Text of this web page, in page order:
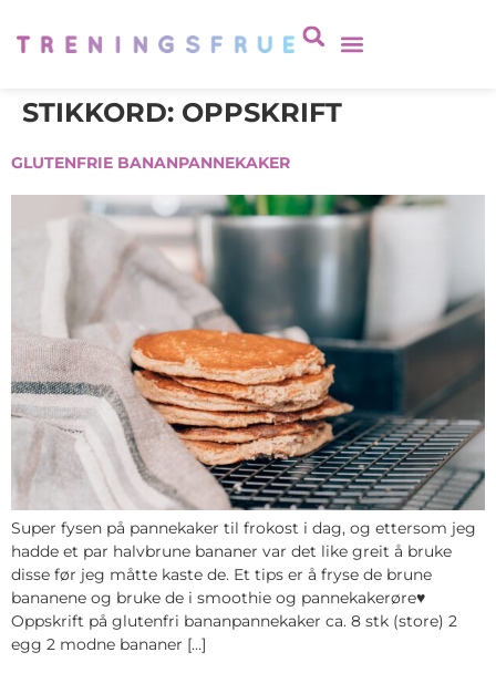
STIKKORD: OPPSKRIFT
GLUTENFRIE BANANPANNEKAKER
Super fysen på pannekaker til frokost i dag, og ettersom jeg
hadde et par halvbrune bananer var det like greit å bruke
disse før jeg måtte kaste de. Et tips er å fryse de brune
bananene og bruke de i smoothie og pannekakerøre♥
Oppskrift på glutenfri bananpannekaker ca. 8 stk (store) 2
egg 2 modne bananer […]